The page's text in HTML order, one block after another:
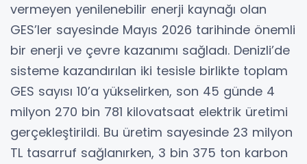
vermeyen yenilenebilir enerji kaynağı olan
GES’ler sayesinde Mayıs 2026 tarihinde önemli
bir enerji ve çevre kazanımı sağladı. Denizli’de
sisteme kazandırılan iki tesisle birlikte toplam
GES sayısı 10’a yükselirken, son 45 günde 4
milyon 270 bin 781 kilovatsaat elektrik üretimi
gerçekleştirildi. Bu üretim sayesinde 23 milyon
TL tasarruf sağlanırken, 3 bin 375 ton karbon